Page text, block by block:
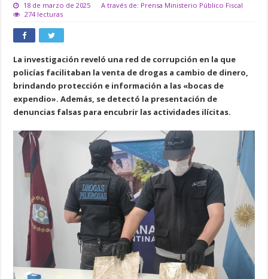
18 de marzo de 2025
A través de: Prensa Ministerio Público Fiscal
274 lecturas
La investigación reveló una red de corrupción en la que
policías facilitaban la venta de drogas a cambio de dinero,
brindando protección e información a las «bocas de
expendio». Además, se detectó la presentación de
denuncias falsas para encubrir las actividades ilícitas.